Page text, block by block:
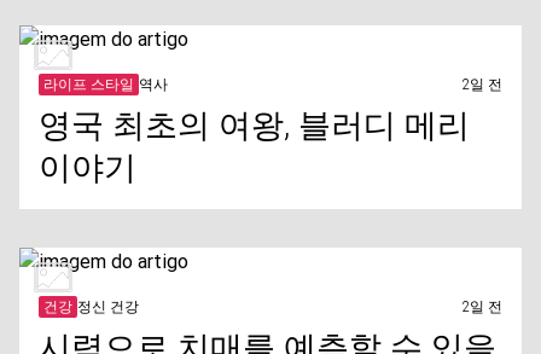
라이프 스타일 역사 2일 전
영국 최초의 여왕, 블러디 메리
이야기
건강 정신 건강 2일 전